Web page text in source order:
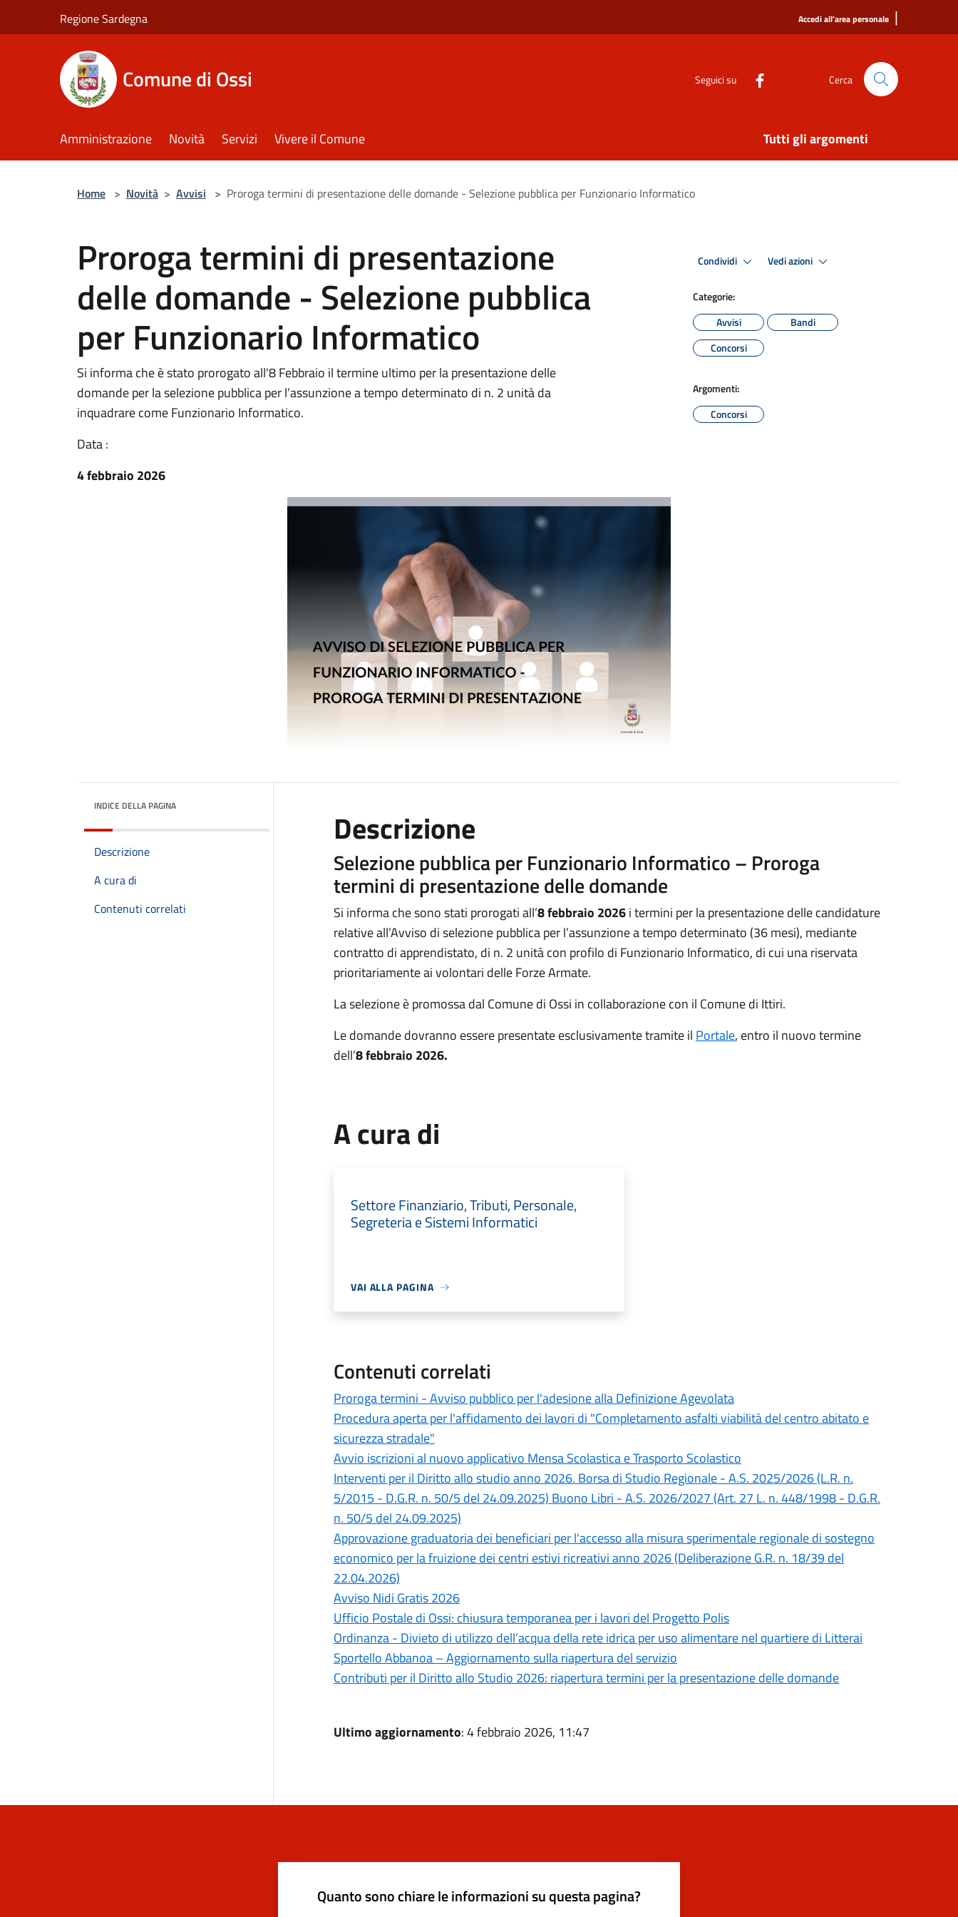
Regione Sardegna Accedi all'area personale |
Comune di Ossi Seguici su Cerca
Amministrazione Novità Servizi Vivere il Comune Tutti gli argomenti
Home > Novità > Avvisi > Proroga termini di presentazione delle domande - Selezione pubblica per Funzionario Informatico
Proroga termini di presentazione
delle domande - Selezione pubblica
per Funzionario Informatico
Si informa che è stato prorogato all'8 Febbraio il termine ultimo per la presentazione delle
domande per la selezione pubblica per l’assunzione a tempo determinato di n. 2 unità da
inquadrare come Funzionario Informatico.
Data :
4 febbraio 2026
Condividi Vedi azioni
Categorie:
Avvisi
Bandi
Concorsi
Argomenti:
Concorsi
INDICE DELLA PAGINA
Descrizione
A cura di
Contenuti correlati
Descrizione
Selezione pubblica per Funzionario Informatico – Proroga
termini di presentazione delle domande
Si informa che sono stati prorogati all’8 febbraio 2026i termini per la presentazione delle candidature
relative all’Avviso di selezione pubblica per l’assunzione a tempo determinato (36 mesi), mediante
contratto di apprendistato, di n. 2 unità con profilo di Funzionario Informatico, di cui una riservata
prioritariamente ai volontari delle Forze Armate.
La selezione è promossa dal Comune di Ossi in collaborazione con il Comune di Ittiri.
Le domande dovranno essere presentate esclusivamente tramite il Portale, entro il nuovo termine
dell’8 febbraio 2026.
A cura di
Settore Finanziario, Tributi, Personale,
Segreteria e Sistemi Informatici
VAI ALLA PAGINA
Contenuti correlati
Proroga termini - Avviso pubblico per l'adesione alla Definizione Agevolata
Procedura aperta per l'affidamento dei lavori di "Completamento asfalti viabilità del centro abitato e
sicurezza stradale"
Avvio iscrizioni al nuovo applicativo Mensa Scolastica e Trasporto Scolastico
Interventi per il Diritto allo studio anno 2026. Borsa di Studio Regionale - A.S. 2025/2026 (L.R. n.
5/2015 - D.G.R. n. 50/5 del 24.09.2025) Buono Libri - A.S. 2026/2027 (Art. 27 L. n. 448/1998 - D.G.R.
n. 50/5 del 24.09.2025)
Approvazione graduatoria dei beneficiari per l'accesso alla misura sperimentale regionale di sostegno
economico per la fruizione dei centri estivi ricreativi anno 2026 (Deliberazione G.R. n. 18/39 del
22.04.2026)
Avviso Nidi Gratis 2026
Ufficio Postale di Ossi: chiusura temporanea per i lavori del Progetto Polis
Ordinanza - Divieto di utilizzo dell’acqua della rete idrica per uso alimentare nel quartiere di Litterai
Sportello Abbanoa – Aggiornamento sulla riapertura del servizio
Contributi per il Diritto allo Studio 2026: riapertura termini per la presentazione delle domande
Ultimo aggiornamento: 4 febbraio 2026, 11:47
Quanto sono chiare le informazioni su questa pagina?